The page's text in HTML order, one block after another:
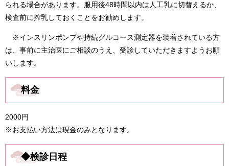
られる場合があります。服用後48時間以内は人工乳に切替えるか、
検査前に搾乳しておくことをお勧めします。
※インスリンポンプや持続グルコース測定器を装着されている方
は、事前に主治医にご相談のうえ、受診していただきますようお願
いします。
料金
2000円
※お支払い方法は現金のみとなります。
◆検診日程